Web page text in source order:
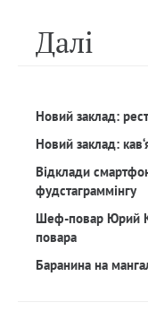
Далi
Новий заклад:
Новий заклад:
Відклади
фудстаграммінгу
Шеф-повар Юрий
повара
Баранина на